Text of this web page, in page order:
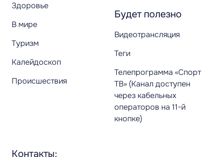
Здоровье
В мире
Туризм
Калейдоскоп
Происшествия
Будет полезно
Видеотрансляция
Теги
Телепрограмма «Спорт
ТВ» (Канал доступен
через кабельных
операторов на 11-й
кнопке)
Контакты: